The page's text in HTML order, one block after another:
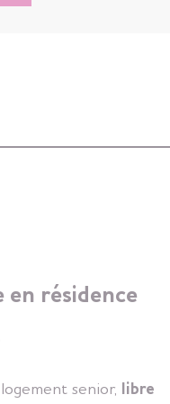
en résidence
senior,
libre